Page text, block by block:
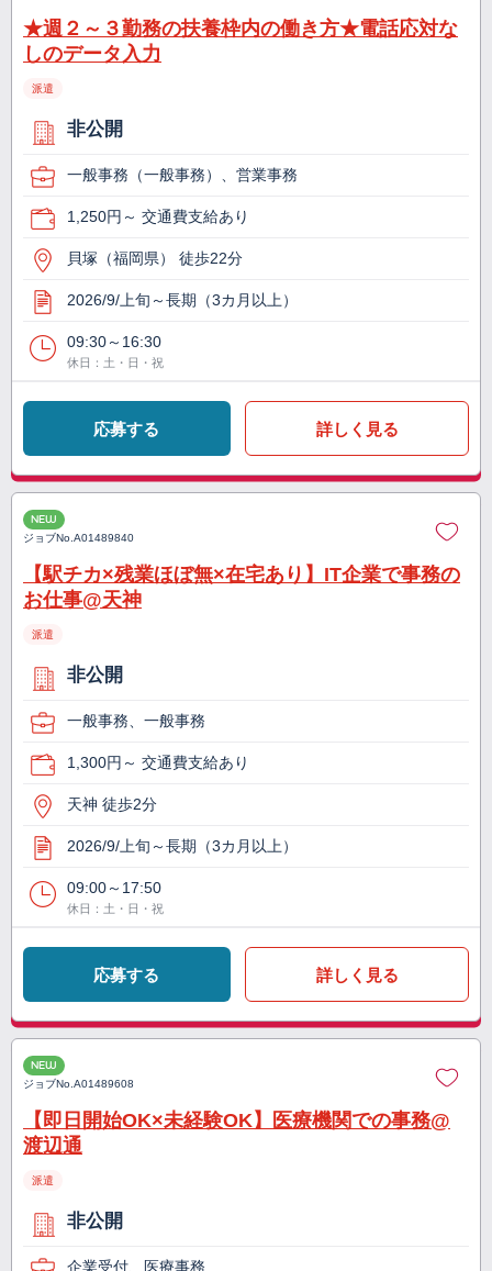
★週２～３勤務の扶養枠内の働き方★電話応対な
しのデータ入力
派遣
非公開
一般事務（一般事務）、営業事務
1,250円～ 交通費支給あり
貝塚（福岡県） 徒歩22分
2026/9/上旬～長期（3カ月以上）
09:30～16:30
休日：土・日・祝
応募する 詳しく見る
NEW
ジョブNo.A01489840
【駅チカ×残業ほぼ無×在宅あり】IT企業で事務の
お仕事@天神
派遣
非公開
一般事務、一般事務
1,300円～ 交通費支給あり
天神 徒歩2分
2026/9/上旬～長期（3カ月以上）
09:00～17:50
休日：土・日・祝
応募する 詳しく見る
NEW
ジョブNo.A01489608
【即日開始OK×未経験OK】医療機関での事務@
渡辺通
派遣
非公開
企業受付、医療事務